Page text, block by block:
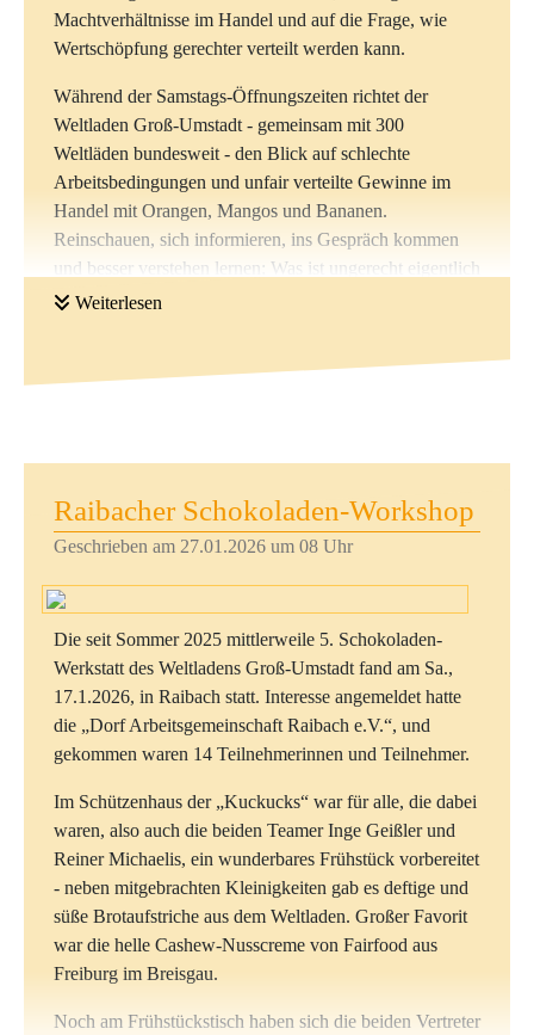
Machtverhältnisse im Handel und auf die Frage, wie
Wertschöpfung gerechter verteilt werden kann.
Während der Samstags-Öffnungszeiten richtet der
Weltladen Groß-Umstadt - gemeinsam mit 300
Weltläden bundesweit - den Blick auf schlechte
Arbeitsbedingungen und unfair verteilte Gewinne im
Handel mit Orangen, Mangos und Bananen.
Reinschauen, sich informieren, ins Gespräch kommen
und besser verstehen lernen: Was ist ungerecht eigentlich
- und was wäre fair?
und Probieren:
Bananenkuchen, Kuchen mit Kokosflocken
Mango-Kokosbällchen zum Gratis-Verkosten und
Die internationale Obstproduktion ist ein
Milliardengeschäft, doch profitieren vor allem wenige
große Handelskonzerne. In Deutschland kontrollieren
vier Unternehmen rund 85 Prozent des
Lebensmittelmarktes - mit gravierenden Folgen für
Obstproduzenten weltweit. Diese Marktmacht setzt
dass Produktionskosten kaum gedeckt sind.
Alltag sind fast immer harte körperliche Arbeit, niedrige
Löhne und befristete Verträge. Viele Plantagen gehören
internationalen Konzernen, die hohe Gewinne erzielen.
Am Anfang der Lieferketten bleibt aber nur wenig bei
den Produzenten hängen.
Der Faire Handel fordert menschenwürdige
Weiterlesen
Raibacher Schokoladen-Workshop
Geschrieben am 27.01.2026 um 08 Uhr
Die seit Sommer 2025 mittlerweile 5. Schokoladen-
Werkstatt des Weltladens Groß-Umstadt fand am Sa.,
17.1.2026, in Raibach statt. Interesse angemeldet hatte
die „Dorf Arbeitsgemeinschaft Raibach e.V.“, und
gekommen waren 14 Teilnehmerinnen und Teilnehmer.
Im Schützenhaus der „Kuckucks“ war für alle, die dabei
waren, also auch die beiden Teamer Inge Geißler und
Reiner Michaelis, ein wunderbares Frühstück vorbereitet
- neben mitgebrachten Kleinigkeiten gab es deftige und
süße Brotaufstriche aus dem Weltladen. Großer Favorit
war die helle Cashew-Nusscreme von Fairfood aus
Freiburg im Breisgau.
Noch am Frühstückstisch haben sich die beiden Vertreter